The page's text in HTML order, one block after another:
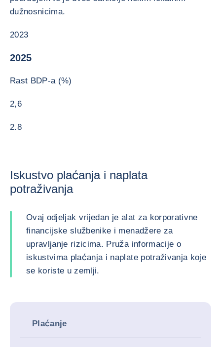
dužnosnicima.
2023
2025
Rast BDP-a (%)
2,6
2.8
Iskustvo plaćanja i naplata
potraživanja
Ovaj odjeljak vrijedan je alat za korporativne
financijske službenike i menadžere za
upravljanje rizicima. Pruža informacije o
iskustvima plaćanja i naplate potraživanja koje
se koriste u zemlji.
Plaćanje